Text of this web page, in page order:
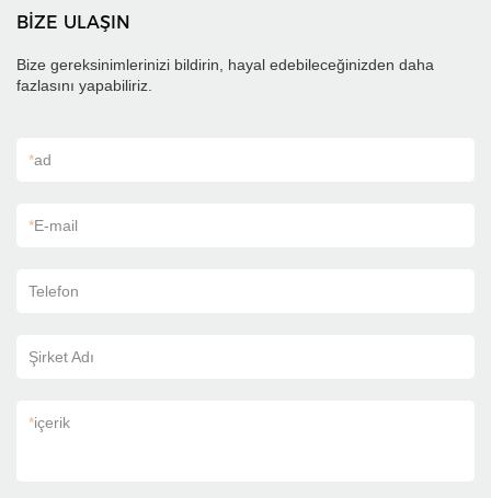
BİZE ULAŞIN
Bize gereksinimlerinizi bildirin, hayal edebileceğinizden daha
fazlasını yapabiliriz.
*ad
*E-mail
Telefon
Şirket Adı
*içerik